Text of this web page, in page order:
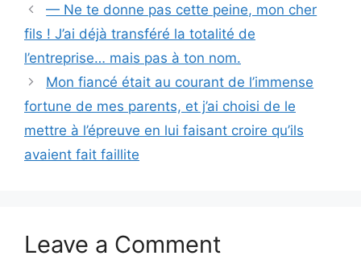
— Ne te donne pas cette peine, mon cher
fils ! J’ai déjà transféré la totalité de
l’entreprise… mais pas à ton nom.
Mon fiancé était au courant de l’immense
fortune de mes parents, et j’ai choisi de le
mettre à l’épreuve en lui faisant croire qu’ils
avaient fait faillite
Leave a Comment